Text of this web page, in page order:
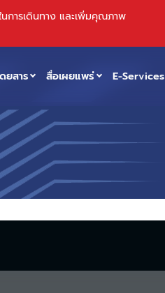
การเดินทาง และเพิ่มคุณภาพ
ยสาร สื่อเผยแพร่ E-Services